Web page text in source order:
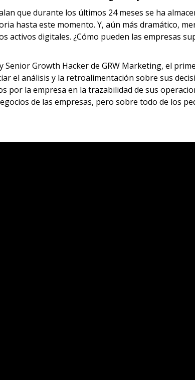
que durante los últimos 24 meses se ha
hasta este momento. Y, aún más dramático,
activos digitales. ¿Cómo pueden las empresas
Senior Growth Hacker de GRW Marketing, el
el análisis y la retroalimentación sobre sus
por la empresa en la trazabilidad de sus
de las empresas, pero sobre todo de los